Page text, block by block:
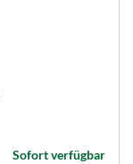
Sofort verfügbar